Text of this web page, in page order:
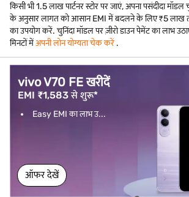
किसी भी 1.5 लाख पार्टनर स्टोर पर जाएं, अपना पसंदीदा
के अनुसार लागत को आसान EMI में बदलने के लिए ₹5
का उपयोग करें. चुनिंदा मॉडल पर ज़ीरो डाउन पेमेंट का लाभ
मिनटों मेंअपनी लोन योग्यता चेक करें .
vivo V70 FE खरीदें
EMI ₹1,583 से शुरू*
Easy EMI का लाभ उ...
ऑफर देखें